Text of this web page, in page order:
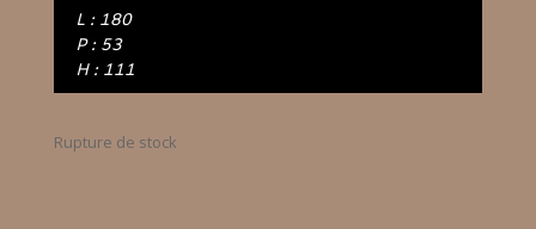
L : 180
P : 53
H : 111
Rupture de stock